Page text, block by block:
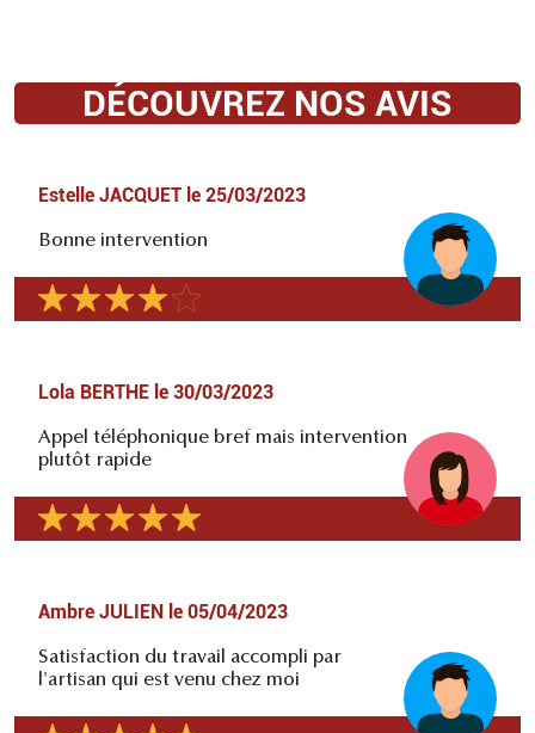
DÉCOUVREZ NOS AVIS
Estelle JACQUET le 25/03/2023
Bonne intervention
Lola BERTHE le 30/03/2023
Appel téléphonique bref mais intervention
plutôt rapide
Ambre JULIEN le 05/04/2023
Satisfaction du travail accompli par
l'artisan qui est venu chez moi